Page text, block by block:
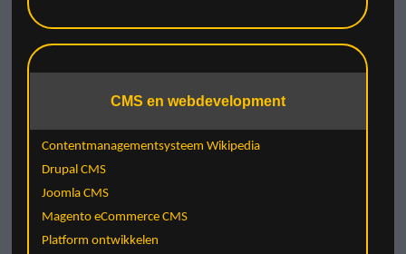
CMS en webdevelopment
Contentmanagementsysteem Wikipedia
Drupal CMS
Joomla CMS
Magento eCommerce CMS
Platform ontwikkelen